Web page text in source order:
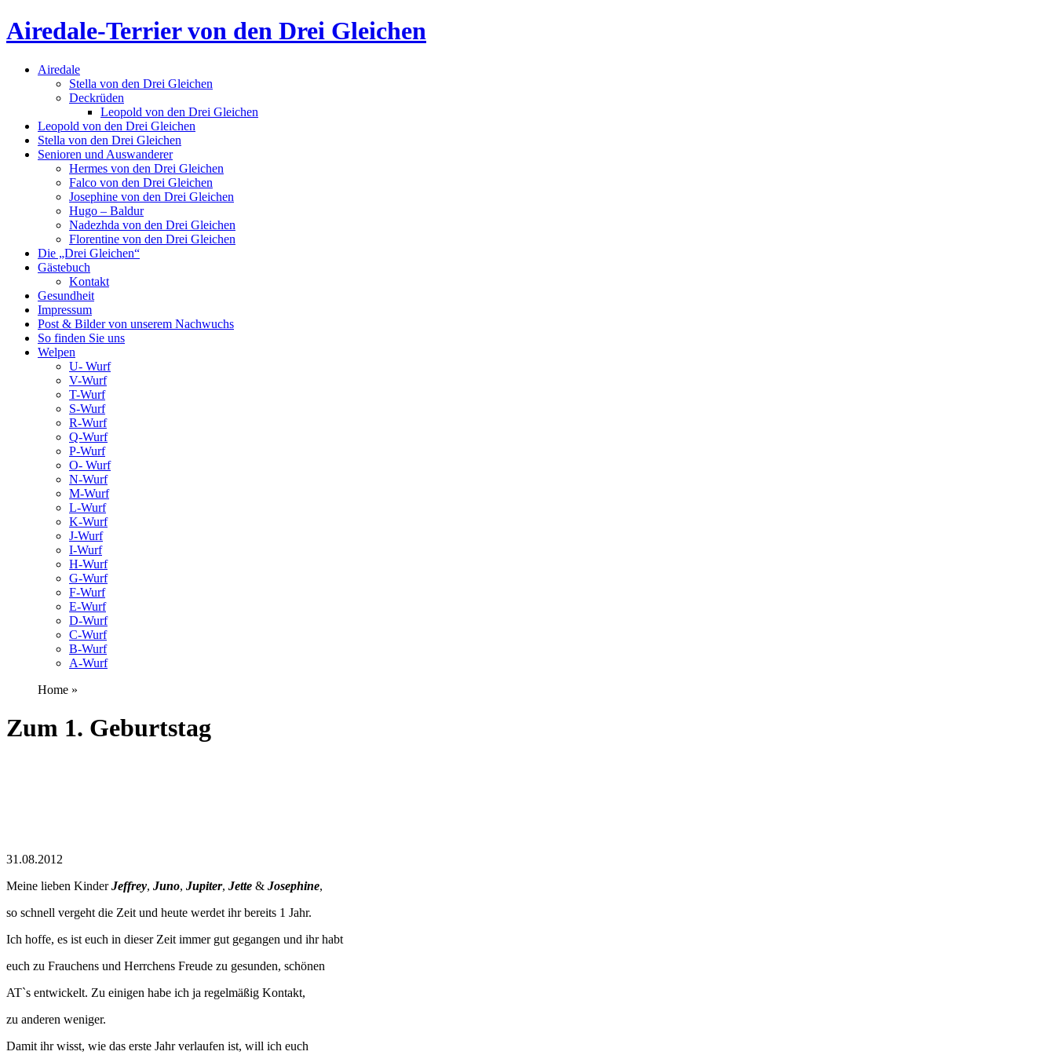
Airedale-Terrier von den Drei Gleichen
Airedale
Stella von den Drei Gleichen
Deckrüden
Leopold von den Drei Gleichen
Leopold von den Drei Gleichen
Stella von den Drei Gleichen
Senioren und Auswanderer
Hermes von den Drei Gleichen
Falco von den Drei Gleichen
Josephine von den Drei Gleichen
Hugo – Baldur
Nadezhda von den Drei Gleichen
Florentine von den Drei Gleichen
Die „Drei Gleichen“
Gästebuch
Kontakt
Gesundheit
Impressum
Post & Bilder von unserem Nachwuchs
So finden Sie uns
Welpen
U- Wurf
V-Wurf
T-Wurf
S-Wurf
R-Wurf
Q-Wurf
P-Wurf
O- Wurf
N-Wurf
M-Wurf
L-Wurf
K-Wurf
J-Wurf
I-Wurf
H-Wurf
G-Wurf
F-Wurf
E-Wurf
D-Wurf
C-Wurf
B-Wurf
A-Wurf
Home »
Zum 1. Geburtstag
31.08.2012
Meine lieben KinderJeffrey, Juno, Jupiter, Jette & Josephine,
so schnell vergeht die Zeit und heute werdet ihr bereits 1 Jahr.
Ich hoffe, es ist euch in dieser Zeit immer gut gegangen und ihr habt
euch zu Frauchens und Herrchens Freude zu gesunden, schönen
AT`s entwickelt. Zu einigen habe ich ja regelmäßig Kontakt,
zu anderen weniger.
Damit ihr wisst, wie das erste Jahr verlaufen ist, will ich euch